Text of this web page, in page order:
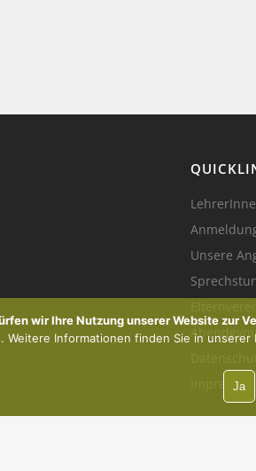
Unsere
Impressum
wir Ihre Nutzung unserer Website zur
Weitere Informationen finden Sie in
Ja